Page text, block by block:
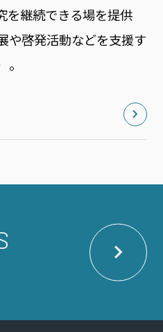
を継続できる場を提供
や啓発活動などを支援す